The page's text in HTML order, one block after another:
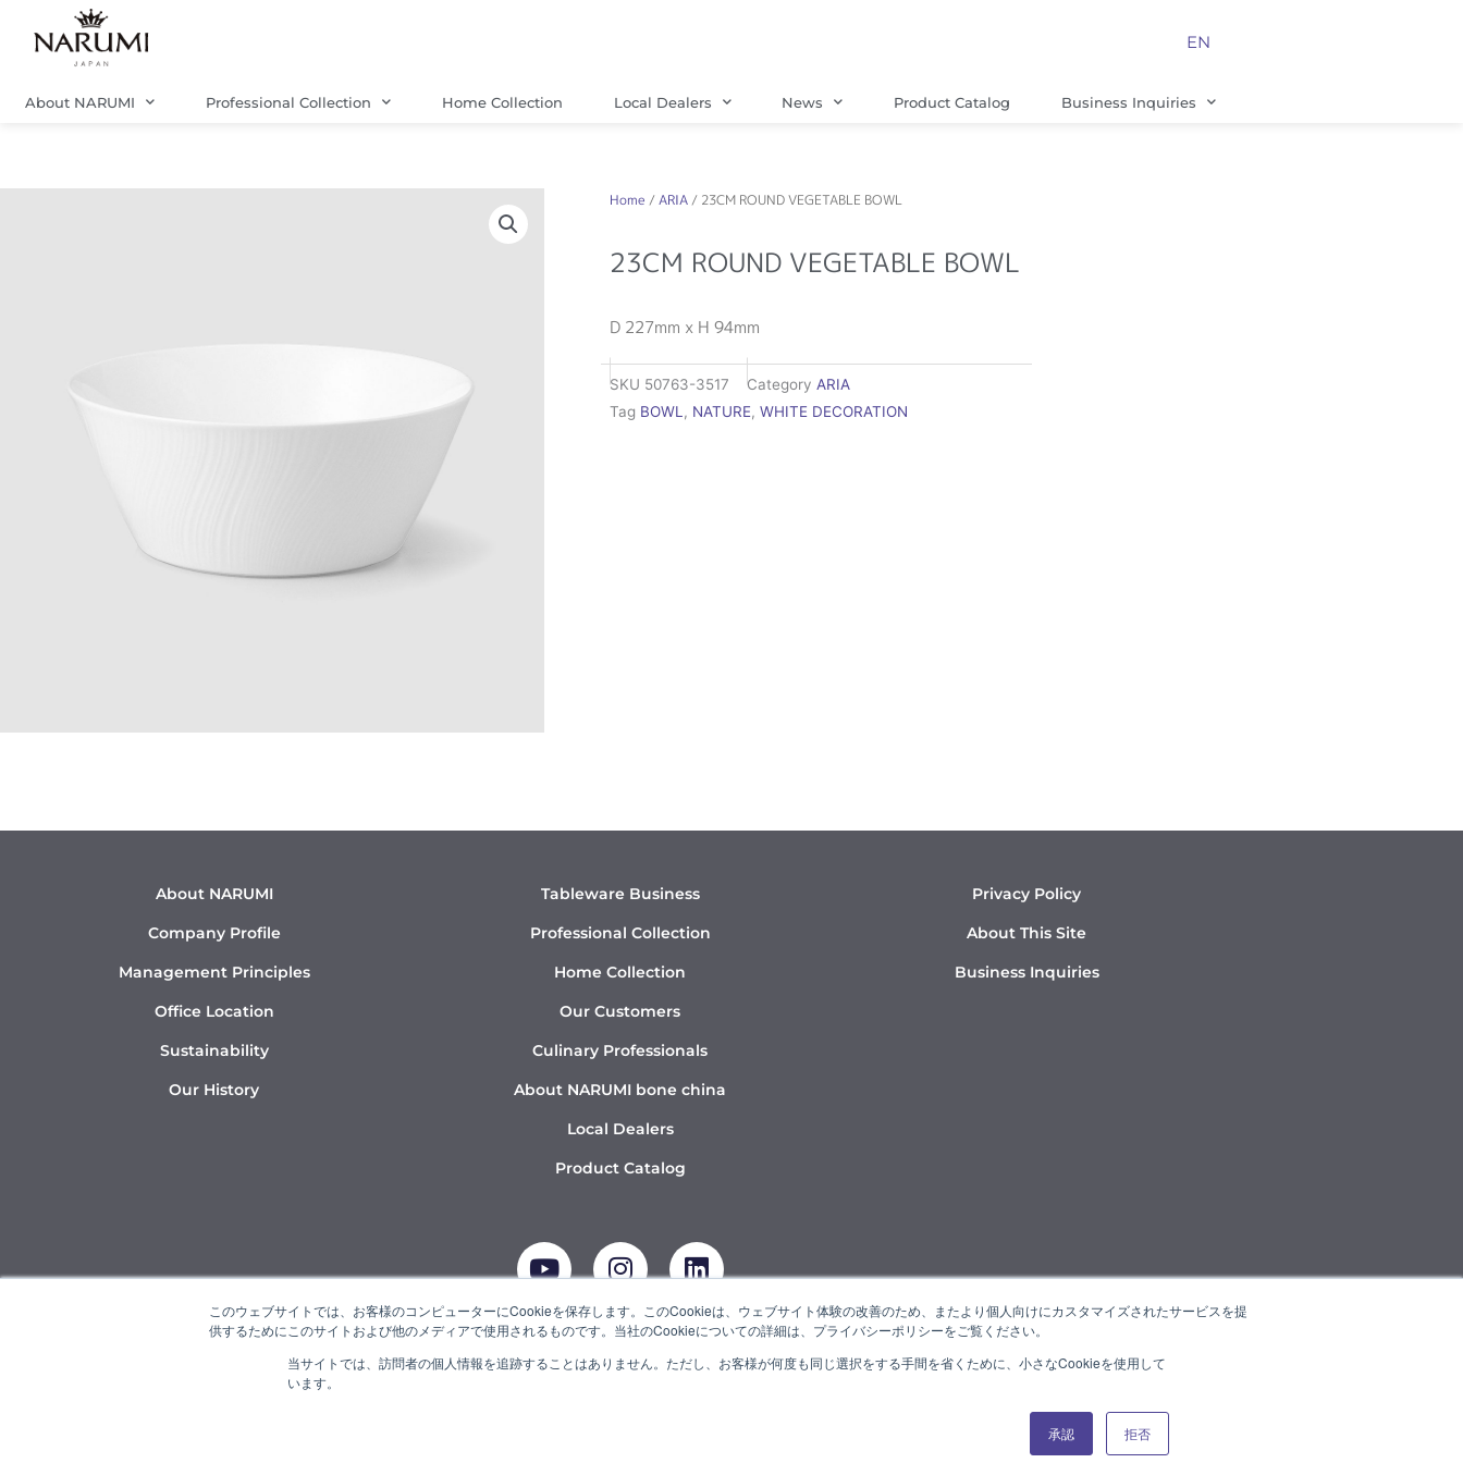
このウェブサイトでは、お客様のコンピューターにCookieを保存します。このCookieは、ウェブサイト体験の改善のため、またより個人向けにカスタマイズされたサービスを提
供するためにこのサイトおよび他のメディアで使用されるものです。当社のCookieについての詳細は、プライバシーポリシーをご覧ください。
当サイトでは、訪問者の個人情報を追跡することはありません。ただし、お客様が何度も同じ選択をする手間を省くために、小さなCookieを使用して
います。
承認 拒否
EN
About NARUMI Professional Collection Home Collection Local Dealers News Product Catalog Business Inquiries
Home /ARIA / 23CM ROUND VEGETABLE BOWL
23CM ROUND VEGETABLE BOWL
D 227mm x H 94mm
SKU 50763-3517 Category ARIA
Tag BOWL, NATURE, WHITE DECORATION
About NARUMI
Company Profile
Management Principles
Office Location
Sustainability
Our History
Tableware Business
Professional Collection
Home Collection
Our Customers
Culinary Professionals
About NARUMI bone china
Local Dealers
Product Catalog
Privacy Policy
About This Site
Business Inquiries
o
u
t
u
b
n
s
t
a
g
i
n
k
e
d